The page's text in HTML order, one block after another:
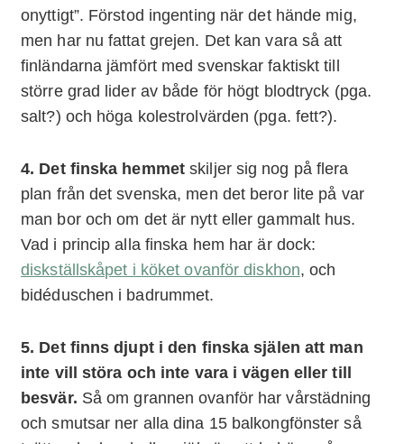
onyttigt”. Förstod ingenting när det hände mig,
men har nu fattat grejen. Det kan vara så att
finländarna jämfört med svenskar faktiskt till
större grad lider av både för högt blodtryck (pga.
salt?) och höga kolestrolvärden (pga. fett?).
4. Det finska hemmet skiljer sig nog på flera
plan från det svenska, men det beror lite på var
man bor och om det är nytt eller gammalt hus.
Vad i princip alla finska hem har är dock:
diskställskåpet i köket ovanför diskhon, och
bidéduschen i badrummet.
5. Det finns djupt i den finska själen att man
inte vill störa och inte vara i vägen eller till
besvär. Så om grannen ovanför har vårstädning
och smutsar ner alla dina 15 balkongfönster så